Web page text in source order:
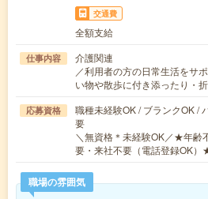
交通費
全額支給
仕事内容
介護関連
／利用者の方の日常生活を
い物や散歩に付き添ったり・
応募資格
職種未経験OK / ブランクOK /
要
＼無資格＊未経験OK／★年齢
要・来社不要（電話登録OK
職場の雰囲気